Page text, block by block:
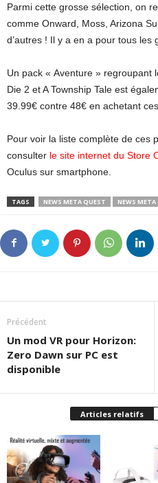
Parmi cette grosse sélection, on
comme Onward, Moss, Arizona
d’autres ! Il y a en a pour tous les
Un pack « Aventure » regroupant
Die 2 et A Township Tale est
39.99€ contre 48€ en achetant
Pour voir la liste complète de ces
consulter le site internet du Store
Oculus sur smartphone.
TAGS NEWS META QUEST NEWS META
Précédent
Un mod VR pour Horizon:
Zero Dawn sur PC est
disponible
Articles relatifs